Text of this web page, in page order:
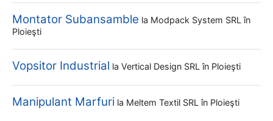
Montator Subansamble la Modpack System SRL în
Ploieşti
Vopsitor Industrial la Vertical Design SRL în Ploieşti
Manipulant Marfuri la Meltem Textil SRL în Ploieşti